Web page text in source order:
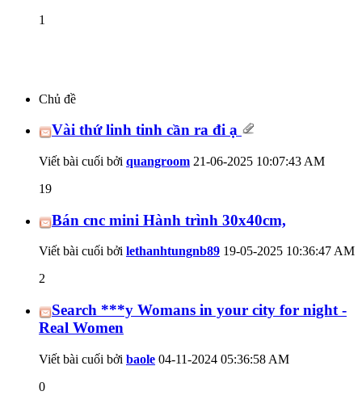
1
Chủ đề
Vài thứ linh tinh cần ra đi ạ
Viết bài cuối bởi quangroom 21-06-2025 10:07:43 AM
19
Bán cnc mini Hành trình 30x40cm,
Viết bài cuối bởi lethanhtungnb89 19-05-2025 10:36:47 AM
2
Search ***y Womans in your city for night -
Real Women
Viết bài cuối bởi baole 04-11-2024 05:36:58 AM
0